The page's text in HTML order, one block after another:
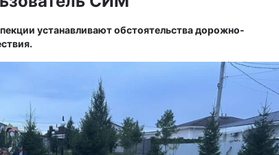
устанавливают обстоятельства дорожно-